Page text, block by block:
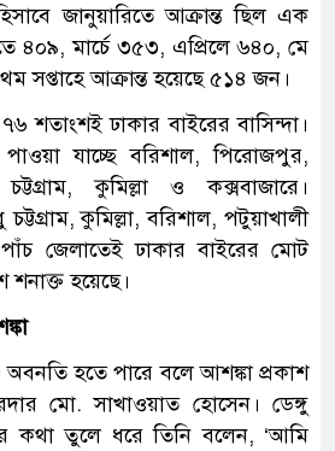
জানুয়ারিতে আক্রান্ত ছিল এক
৪০৯, মার্চে ৩৫৩, এপ্রিলে ৬৪০, মে
সপ্তাহে আক্রান্ত হয়েছে ৫১৪ জন।
৭৬ শতাংশই ঢাকার বাইরের বাসিন্দা।
যাচ্ছে বরিশাল, পিরোজপুর,
কুমিল্লা ও কক্সবাজারে।
কুমিল্লা, বরিশাল, পটুয়াখালী
জেলাতেই ঢাকার বাইরের মোট
শনাক্ত হয়েছে।
অবনতি হতে পারে বলে আশঙ্কা প্রকাশ
সরদার মো. সাখাওয়াত হোসেন। ডেঙ্গু
কথা তুলে ধরে তিনি বলেন, ‘আমি